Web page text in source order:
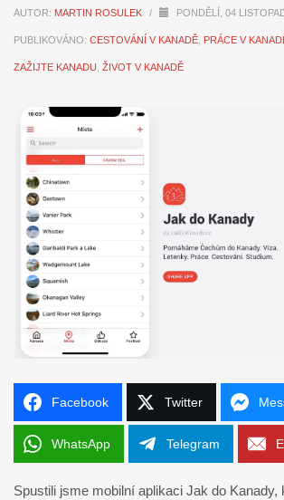
AUTOR: MARTIN ROSULEK / PONDĚLÍ, 04
PUBLIKOVÁNO: CESTOVÁNÍ V KANADĚ PRÁCE V
ZAŽIJTE KANADU ŽIVOT V KANADĚ
Facebook Twitter
WhatsApp Telegram
Spustili jsme mobilní aplikaci Jak do Kanady,